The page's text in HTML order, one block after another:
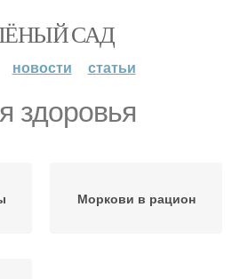
САД
новости статьи
здоровья
Моркови в рацион